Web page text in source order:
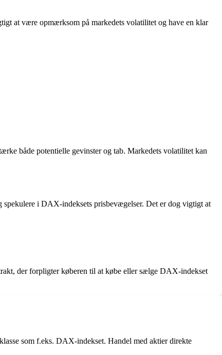
at være opmærksom på markedets volatilitet og have en klar
både potentielle gevinster og tab. Markedets volatilitet kan
spekulere i DAX-indeksets prisbevægelser. Det er dog vigtigt at
der forpligter køberen til at købe eller sælge DAX-indekset
som f.eks. DAX-indekset. Handel med aktier direkte